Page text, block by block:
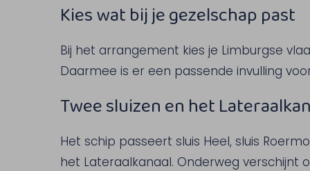
Kies wat bij je gezelschap past
Bij het arrangement kies je Limburgse
Daarmee is er een passende invulling
Twee sluizen en het
Het schip passeert sluis Heel, sluis
het Lateraalkanaal. Onderweg verschijnt